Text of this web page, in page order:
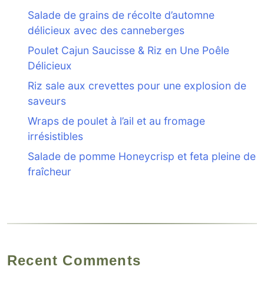
Salade de grains de récolte d’automne
délicieux avec des canneberges
Poulet Cajun Saucisse & Riz en Une Poêle
Délicieux
Riz sale aux crevettes pour une explosion de
saveurs
Wraps de poulet à l’ail et au fromage
irrésistibles
Salade de pomme Honeycrisp et feta pleine de
fraîcheur
Recent Comments